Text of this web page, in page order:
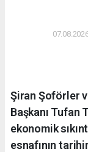
Şiran Şoförler
Başkanı Tufan
ekonomik
esnafının